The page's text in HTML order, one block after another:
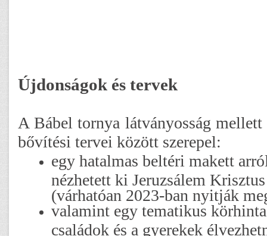
Újdonságok és tervek
A Bábel tornya látványosság
bővítési tervei között szerepel:
egy hatalmas beltéri makett
nézhetett ki Jeruzsálem
(várhatóan 2023-ban nyitják
valamint egy tematikus
családok és a gyerekek